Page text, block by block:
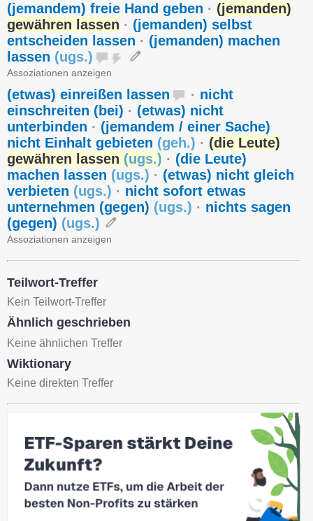
(jemandem) freie Hand geben · (jemanden)
gewähren lassen · (jemanden) selbst
entscheiden lassen · (jemanden) machen
lassen (ugs.)
Assoziationen anzeigen
(etwas) einreißen lassen · nicht
einschreiten (bei) · (etwas) nicht
unterbinden · (jemandem / einer Sache)
nicht Einhalt gebieten (geh.) · (die Leute)
gewähren lassen (ugs.) · (die Leute)
machen lassen (ugs.) · (etwas) nicht gleich
verbieten (ugs.) · nicht sofort etwas
unternehmen (gegen) (ugs.) · nichts sagen
(gegen) (ugs.)
Assoziationen anzeigen
Teilwort-Treffer
Kein Teilwort-Treffer
Ähnlich geschrieben
Keine ähnlichen Treffer
Wiktionary
Keine direkten Treffer